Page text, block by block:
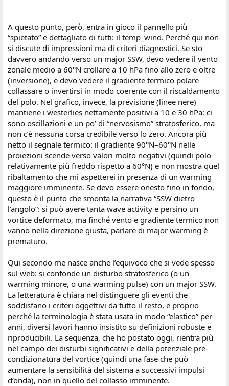
A questo punto, però, entra in gioco il pannello più
“spietato” e dettagliato di tutti: il temp_wind. Perché qui non
si discute di impressioni ma di criteri diagnostici. Se sto
davvero andando verso un major SSW, devo vedere il vento
zonale medio a 60°N crollare a 10 hPa fino allo zero e oltre
(inversione), e devo vedere il gradiente termico polare
collassare o invertirsi in modo coerente con il riscaldamento
del polo. Nel grafico, invece, la previsione (linee nere)
mantiene i westerlies nettamente positivi a 10 e 30 hPa: ci
sono oscillazioni e un po’ di “nervosismo” stratosferico, ma
non c’è nessuna corsa credibile verso lo zero. Ancora più
netto il segnale termico: il gradiente 90°N–60°N nelle
proiezioni scende verso valori molto negativi (quindi polo
relativamente più freddo rispetto a 60°N) e non mostra quel
ribaltamento che mi aspetterei in presenza di un warming
maggiore imminente. Se devo essere onesto fino in fondo,
questo è il punto che smonta la narrativa “SSW dietro
l’angolo”: si può avere tanta wave activity e persino un
vortice deformato, ma finché vento e gradiente termico non
vanno nella direzione giusta, parlare di major warming è
prematuro.
Qui secondo me nasce anche l’equivoco che si vede spesso
sul web: si confonde un disturbo stratosferico (o un
warming minore, o una warming pulse) con un major SSW.
La letteratura è chiara nel distinguere gli eventi che
soddisfano i criteri oggettivi da tutto il resto, e proprio
perché la terminologia è stata usata in modo “elastico” per
anni, diversi lavori hanno insistito su definizioni robuste e
riproducibili. La sequenza, che ho postato oggi, rientra più
nel campo dei disturbi significativi e della potenziale pre-
condizionatura del vortice (quindi una fase che può
aumentare la sensibilità del sistema a successivi impulsi
d’onda), non in quello del collasso imminente.